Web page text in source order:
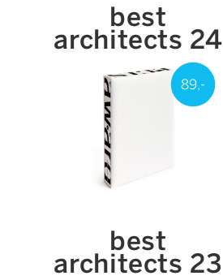
best
architects 24
89,-
best
architects 23